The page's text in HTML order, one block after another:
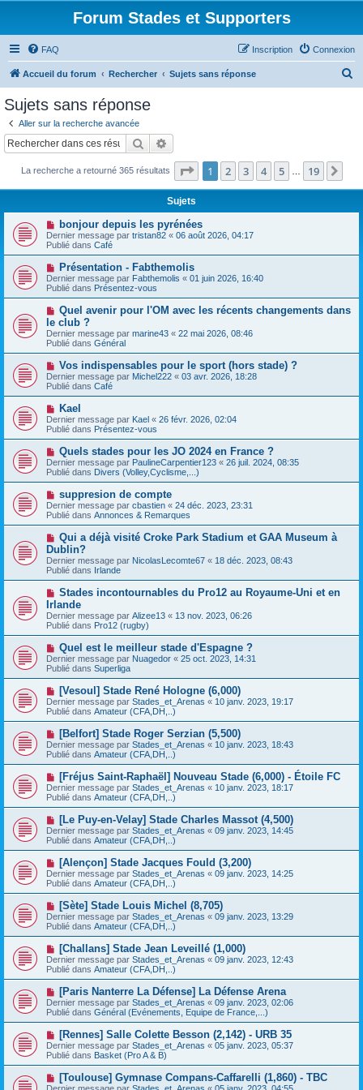
Forum Stades et Supporters
FAQ Connexion
Inscription
Accueil du forum Rechercher Sujets sans réponse
c
Sujets sans réponse
Aller sur la recherche avancée
Rechercher
La recherche a retourné 365 résultats Page 1sur19
1 2 3 4 5 19
Sujets
N
o
u
v
e
a
u
m
e
s
s
a
g
e
bonjour depuis les pyrénées
Dernier message par tristan82 « 06 août 2026, 04:17
Publié dans Café
N
o
u
v
a
u
m
e
s
s
g
e
Présentation - Fabthemolis
Dernier message par Fabthemolis « 01 juin 2026, 16:40
Publié dans Présentez-vous
N
u
v
e
a
u
m
e
s
s
a
g
e
Quel avenir pour l'OM avec les récents changements dans
le club ?
Dernier message par marine43 « 22 mai 2026, 08:46
Publié dans Général
N
o
u
v
e
a
u
m
e
s
s
a
g
Vos indispensables pour le sport (hors stade) ?
Dernier message par Michel222 « 03 avr. 2026, 18:28
Publié dans Café
N
o
u
v
a
u
m
e
s
s
a
g
e
Kael
Dernier message par Kael « 26 févr. 2026, 02:04
Publié dans Présentez-vous
N
o
u
v
a
u
m
e
s
s
a
g
e
Quels stades pour les JO 2024 en France ?
Dernier message par PaulineCarpentier123 « 26 juil. 2024, 08:35
Publié dans Divers (Volley,Cyclisme,...)
N
o
u
v
a
u
m
e
s
s
a
g
e
suppresion de compte
Dernier message par cbastien « 24 déc. 2023, 23:31
Publié dans Annonces & Remarques
N
u
v
e
a
u
m
e
s
a
g
e
Qui a déjà visité Croke Park Stadium et GAA Museum à
Dublin?
Dernier message par NicolasLecomte67 « 18 déc. 2023, 08:43
Publié dans Irlande
N
o
u
v
e
a
u
m
e
s
s
a
g
e
Stades incontournables du Pro12 au Royaume-Uni et en
Irlande
Dernier message par Alizee13 « 13 nov. 2023, 06:26
Publié dans Pro12 (rugby)
N
o
u
v
e
u
m
e
s
a
g
e
Quel est le meilleur stade d'Espagne ?
Dernier message par Nuagedor « 25 oct. 2023, 14:31
Publié dans Superliga
N
o
u
v
e
u
m
e
s
a
g
e
[Vesoul] Stade René Hologne (6,000)
Dernier message par Stades_et_Arenas « 10 janv. 2023, 19:17
Publié dans Amateur (CFA,DH,..)
N
o
u
v
e
u
m
e
s
a
g
e
[Belfort] Stade Roger Serzian (5,500)
Dernier message par Stades_et_Arenas « 10 janv. 2023, 18:43
Publié dans Amateur (CFA,DH,..)
N
o
u
v
e
u
m
e
s
a
g
e
[Fréjus Saint-Raphaël] Nouveau Stade (6,000) - Étoile FC
Dernier message par Stades_et_Arenas « 10 janv. 2023, 18:17
Publié dans Amateur (CFA,DH,..)
N
o
u
v
e
u
m
e
s
a
g
e
[Le Puy-en-Velay] Stade Charles Massot (4,500)
Dernier message par Stades_et_Arenas « 09 janv. 2023, 14:45
Publié dans Amateur (CFA,DH,..)
N
o
u
v
e
u
m
e
s
a
g
e
[Alençon] Stade Jacques Fould (3,200)
Dernier message par Stades_et_Arenas « 09 janv. 2023, 14:25
Publié dans Amateur (CFA,DH,..)
N
o
u
v
e
u
m
e
s
a
g
e
[Sète] Stade Louis Michel (8,705)
Dernier message par Stades_et_Arenas « 09 janv. 2023, 13:29
Publié dans Amateur (CFA,DH,..)
N
o
u
v
e
u
m
e
s
a
g
e
[Challans] Stade Jean Leveillé (1,000)
Dernier message par Stades_et_Arenas « 09 janv. 2023, 12:43
Publié dans Amateur (CFA,DH,..)
N
o
u
v
e
u
m
e
s
[Paris Nanterre La Défense] La Défense Arena
Dernier message par Stades_et_Arenas « 09 janv. 2023, 02:06
Publié dans Général (Evénements, Equipe de France,...)
N
o
u
v
e
[Rennes] Salle Colette Besson (2,142) - URB 35
Dernier message par Stades_et_Arenas « 05 janv. 2023, 05:37
Publié dans Basket (Pro A & B)
N
o
[Toulouse] Gymnase Compans-Caffarelli (1,860) - TBC
Dernier message par Stades_et_Arenas « 05 janv. 2023, 04:55